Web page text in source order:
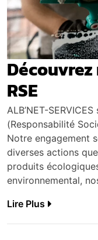
RSE
ALB’NET-
(Responsabilité
Notre engagement
diverses actions
produits
environnemental,
Lire Plus